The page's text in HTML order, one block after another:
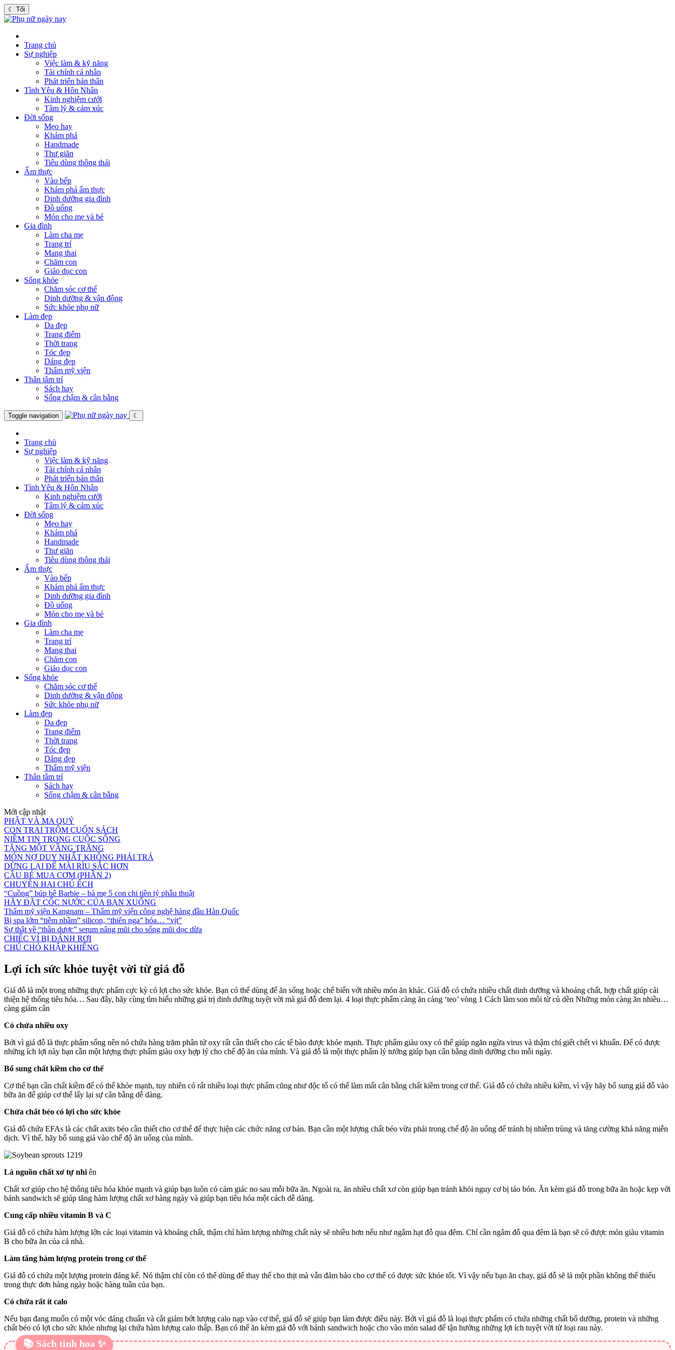
☾ Tối
Trang chủ
Sự nghiệp
Việc làm & kỹ năng
Tài chính cá nhân
Phát triển bản thân
Tình Yêu & Hôn Nhân
Kinh nghiệm cưới
Tâm lý & cảm xúc
Đời sống
Mẹo hay
Khám phá
Handmade
Thư giãn
Tiêu dùng thông thái
Ẩm thực
Vào bếp
Khám phá ẩm thực
Dinh dưỡng gia đình
Đồ uống
Món cho mẹ và bé
Gia đình
Làm cha mẹ
Trang trí
Mang thai
Chăm con
Giáo dục con
Sống khỏe
Chăm sóc cơ thể
Dinh dưỡng & vận động
Sức khỏe phụ nữ
Làm đẹp
Da đẹp
Trang điểm
Thời trang
Tóc đẹp
Dáng đẹp
Thẩm mỹ viện
Thân tâm trí
Sách hay
Sống chậm & cân bằng
Toggle navigation ☾
Trang chủ
Sự nghiệp
Việc làm & kỹ năng
Tài chính cá nhân
Phát triển bản thân
Tình Yêu & Hôn Nhân
Kinh nghiệm cưới
Tâm lý & cảm xúc
Đời sống
Mẹo hay
Khám phá
Handmade
Thư giãn
Tiêu dùng thông thái
Ẩm thực
Vào bếp
Khám phá ẩm thực
Dinh dưỡng gia đình
Đồ uống
Món cho mẹ và bé
Gia đình
Làm cha mẹ
Trang trí
Mang thai
Chăm con
Giáo dục con
Sống khỏe
Chăm sóc cơ thể
Dinh dưỡng & vận động
Sức khỏe phụ nữ
Làm đẹp
Da đẹp
Trang điểm
Thời trang
Tóc đẹp
Dáng đẹp
Thẩm mỹ viện
Thân tâm trí
Sách hay
Sống chậm & cân bằng
Mới cập nhật
PHẬT VÀ MA QUỶ
CON TRAI TRỘM CUỐN SÁCH
NIỀM TIN TRONG CUỘC SỐNG
TẶNG MỘT VẦNG TRĂNG
MÓN NỢ DUY NHẤT KHÔNG PHẢI TRẢ
DỪNG LẠI ĐỂ MÀI RÌU SẮC HƠN
CẬU BÉ MUA CƠM (PHẦN 2)
CHUYỆN HAI CHÚ ẾCH
“Cuồng” búp bê Barbie – bà mẹ 5 con chi tiền tỷ phẫu thuật
HÃY ĐẶT CỐC NƯỚC CỦA BẠN XUỐNG
Thẩm mỹ viện Kangnam – Thẩm mỹ viện công nghệ hàng đầu Hàn Quốc
Bị spa lởm “tiêm nhầm” silicon, “thiên nga” hóa… “vịt”
Sự thật về “thần dược” serum nâng mũi cho sống mũi dọc dừa
CHIẾC VÍ BỊ ĐÁNH RƠI
CHÚ CHÓ KHẬP KHIỂNG
Lợi ích sức khỏe tuyệt vời từ giá đỗ
Giá đỗ là một trong những thực phẩm cực kỳ có lợi cho sức khỏe. Bạn có thể dùng để ăn sống hoặc chế biến với nhiều món ăn khác. Giá đỗ có chứa nhiều chất dinh dưỡng và khoáng chất, hợp chất giúp cải
thiện hệ thống tiêu hóa… Sau đây, hãy cùng tìm hiểu những giá trị dinh dưỡng tuyệt vời mà giá đỗ đem lại. 4 loại thực phẩm càng ăn càng ‘teo’ vòng 1 Cách làm son môi từ củ dền Những món càng ăn nhiều…
càng giảm cân
Có chứa nhiều oxy
Bởi vì giá đỗ là thực phẩm sống nên nó chứa hàng trăm phân tử oxy rất cần thiết cho các tế bào được khỏe mạnh. Thực phẩm giàu oxy có thể giúp ngăn ngừa virus và thậm chí giết chết vi khuẩn. Để có được
những ích lợi này bạn cần một lượng thực phẩm giàu oxy hợp lý cho chế độ ăn của mình. Và giá đỗ là một thực phẩm lý tưởng giúp bạn cân bằng dinh dưỡng cho mỗi ngày.
Bổ sung chất kiềm cho cơ thể
Cơ thể bạn cần chất kiềm để có thể khỏe mạnh, tuy nhiên có rất nhiều loại thực phẩm cũng như độc tố có thể làm mất cân bằng chất kiềm trong cơ thể. Giá đỗ có chứa nhiều kiềm, vì vậy hãy bổ sung giá đỗ vào
bữa ăn để giúp cơ thể lấy lại sự cân bằng dễ dàng.
Chứa chất béo có lợi cho sức khỏe
Giá đỗ chứa EFAs là các chất axits béo cần thiết cho cơ thể để thực hiện các chức năng cơ bản. Bạn cần một lượng chất béo vừa phải trong chế độ ăn uống để tránh bị nhiễm trùng và tăng cường khả năng miễn
dịch. Vì thế, hãy bổ sung giá vào chế độ ăn uống của mình.
Là nguồn chất xơ tự nhi ên
Chất xơ giúp cho hệ thống tiêu hóa khỏe mạnh và giúp bạn luôn có cảm giác no sau mỗi bữa ăn. Ngoài ra, ăn nhiều chất xơ còn giúp bạn tránh khỏi nguy cơ bị táo bón. Ăn kèm giá đỗ trong bữa ăn hoặc kẹp với
bánh sandwich sẽ giúp tăng hàm lượng chất xơ hàng ngày và giúp bạn tiêu hóa một cách dễ dàng.
Cung cấp nhiều vitamin B và C
Giá đỗ có chứa hàm lượng lớn các loại vitamin và khoáng chất, thậm chí hàm lượng những chất này sẽ nhiều hơn nếu như ngâm hạt đỗ qua đêm. Chỉ cần ngâm đỗ qua đêm là bạn sẽ có được món giàu vitamin
B cho bữa ăn của cả nhà.
Làm tăng hàm lượng protein trong cơ thể
Giá đỗ có chứa một lượng protein đáng kể. Nó thậm chí còn có thể dùng để thay thế cho thịt mà vẫn đảm bảo cho cơ thể có được sức khỏe tốt. Vì vậy nếu bạn ăn chay, giá đỗ sẽ là một phần không thể thiếu
trong thực đơn hàng ngày hoặc hàng tuần của bạn.
Có chứa rất ít calo
Nếu bạn đang muốn có một vóc dáng chuẩn và cắt giảm bớt lượng calo nạp vào cơ thể, giá đỗ sẽ giúp bạn làm được điều này. Bởi vì giá đỗ là loại thực phẩm có chứa những chất bổ dưỡng, protein và những
chất béo có lợi cho sức khỏe nhưng lại chứa hàm lượng calo thấp. Bạn có thể ăn kèm giá đỗ với bánh sandwich hoặc cho vào món salad để tận hưởng những lợi ích tuyệt vời từ loại rau này.
📚 Sách tinh hoa ✨